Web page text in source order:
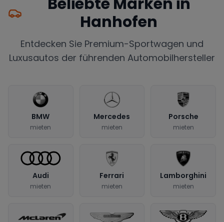
Hanhofen
Entdecken Sie Premium-Sportwagen und
Luxusautos der führenden Automobilhersteller
BMW
mieten
Mercedes
mieten
Porsche
mieten
Audi
mieten
Ferrari
mieten
Lamborghini
mieten